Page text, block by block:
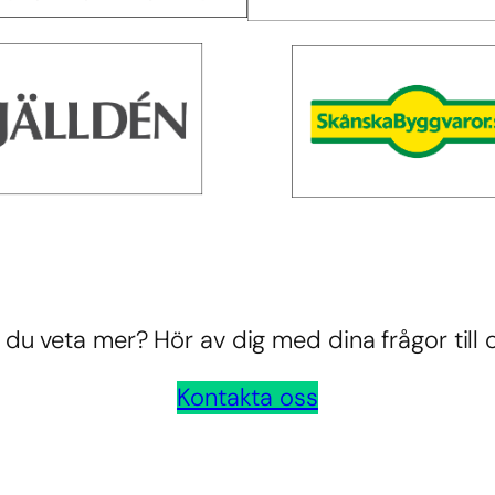
veta mer? Hör av dig med dina frågor till
Kontakta oss